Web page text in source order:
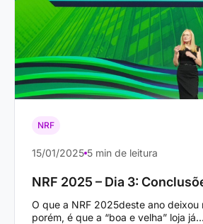
NRF
15/01/2025 5 min de leitura
NRF 2025 – Dia 3:
O que a NRF 2025deste ano deixou
porém, é que a “boa e velha” loja já...